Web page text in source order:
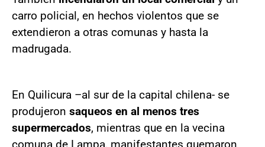
carro policial, en hechos violentos que se
extendieron a otras comunas y hasta la
madrugada.
En Quilicura –al sur de la capital chilena- se
produjeron saqueos en al menos tres
supermercados, mientras que en la vecina
comuna de Lampa, manifestantes quemaron